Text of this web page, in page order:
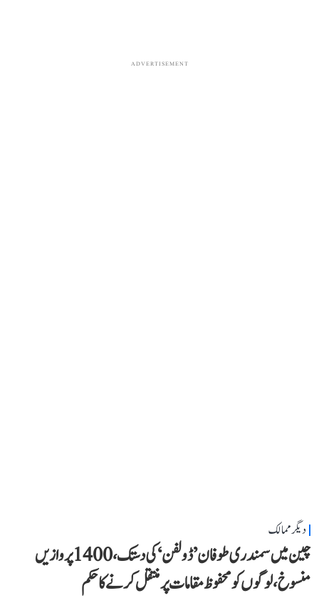
ADVERTISEMENT
دیگر ممالک
چین میں سمندری طوفان ’ڈولفن‘ کی دستک، 1400 پروازیں
منسوخ، لوگوں کو محفوظ مقامات پر منتقل کرنے کا حکم